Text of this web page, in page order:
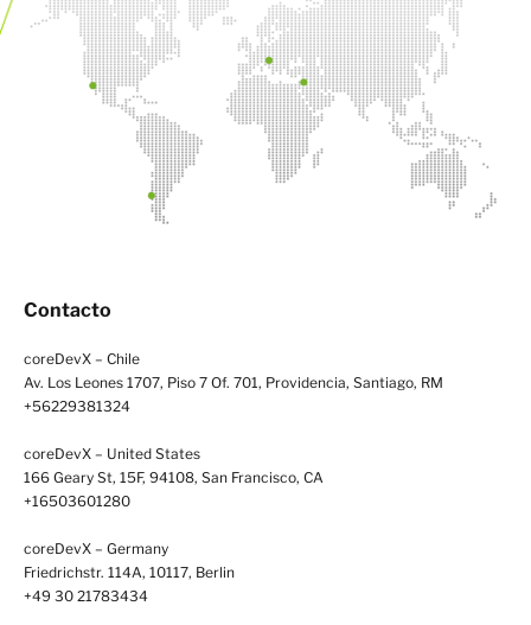
Contacto
coreDevX – Chile
Av. Los Leones 1707, Piso 7 Of. 701, Providencia, Santiago, RM
+56229381324
coreDevX – United States
166 Geary St, 15F, 94108, San Francisco, CA
+16503601280
coreDevX – Germany
Friedrichstr. 114A, 10117, Berlin
+49 30 21783434